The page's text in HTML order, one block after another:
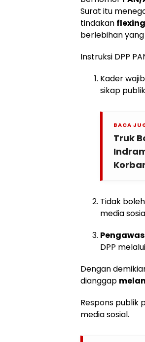
Surat itu
tindakan flexing
berlebihan
Instruksi DPP
Kader
sikap
BACA
Truk
Tidak
media
DPP
Dengan
dianggap
Respons publik
media sosial.